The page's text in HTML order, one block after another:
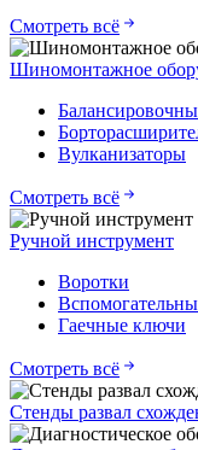
Смотреть всё
Шиномонтажное
Вулканизаторы
Смотреть всё
Ручной инструмент
Воротки
Гаечные ключи
Смотреть всё
Стенды развал